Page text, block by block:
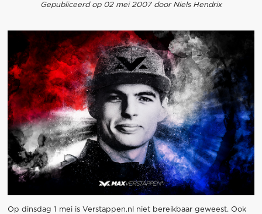
Gepubliceerd op 02 mei 2007 door Niels Hendrix
Op dinsdag 1 mei is Verstappen.nl niet bereikbaar geweest. Ook